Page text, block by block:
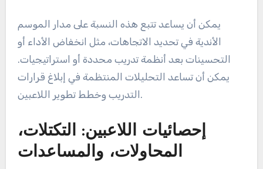
يمكن أن يساعد تتبع هذه النسبة على مدار الموسم
الأندية في تحديد الاتجاهات، مثل انخفاض الأداء أو
التحسينات بعد أنظمة تدريب محددة أو استراتيجيات.
يمكن أن تساعد التحليلات المنتظمة في إبلاغ قرارات
التدريب وخطط تطوير اللاعبين.
إحصائيات اللاعبين: التكتلات،
المحاولات، والمساعدات